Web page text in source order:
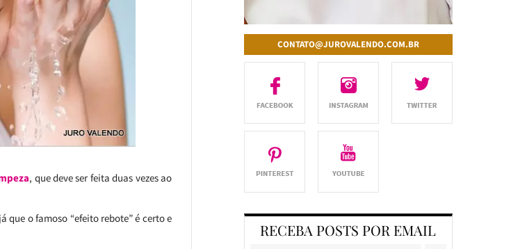
, que deve ser feita duas vezes ao
que o famoso “efeito rebote” é certo e
CONTATO@JUROVALENDO.COM.BR
RECEBA POSTS POR EMAIL